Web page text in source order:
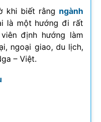
khi biết rằng ngành
là một hướng đi rất
định hướng làm
ngoại giao, du lịch,
– Việt.